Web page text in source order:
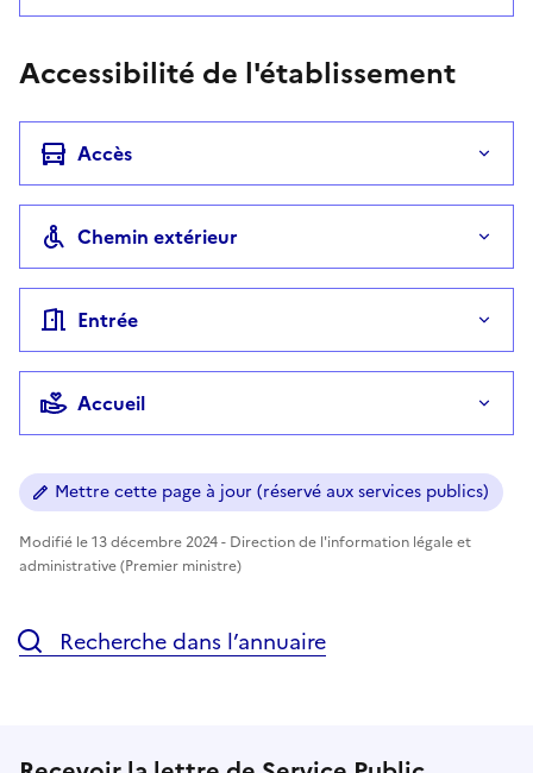
Accessibilité de l'établissement
Accès
Chemin extérieur
Entrée
Accueil
Mettre cette page à jour (réservé aux services publics)
Modifié le 13 décembre 2024 - Direction de l'information légale et
administrative (Premier ministre)
Recherche dans l’annuaire